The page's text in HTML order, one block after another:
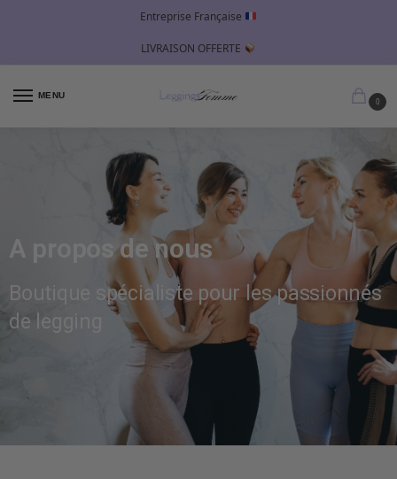
Entreprise Française
LIVRAISON OFFERTE
MENU
0
A propos de nous
Boutique spécialiste pour les passionnés
de legging